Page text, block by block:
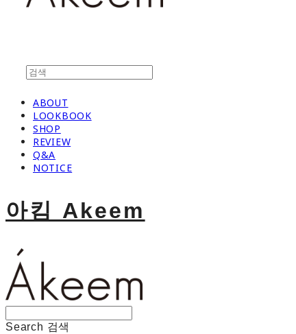
ABOUT
LOOKBOOK
SHOP
REVIEW
Q&A
NOTICE
아킴 Akeem
Search 검색